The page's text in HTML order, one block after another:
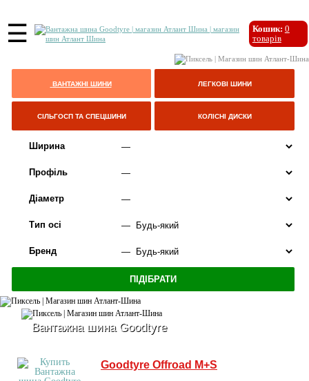
☰ Кошик: 0
товарів
ВАНТАЖНІ ШИНИ ЛЕГКОВІ ШИНИ
СІЛЬГОСП ТА СПЕЦШИНИ КОЛІСНІ ДИСКИ
Ширина
Профіль
Діаметр
Тип осі
Бренд
Вантажна шина Goodtyre
Goodtyre Offroad M+S